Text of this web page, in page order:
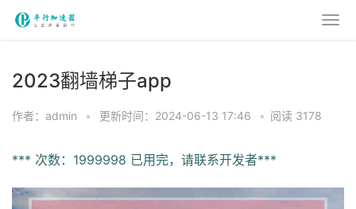
2023翻墙梯子app
作者：admin • 更新时间：2024-06-13 17:46 • 阅读 3178
*** 次数：1999998 已用完，请联系开发者***